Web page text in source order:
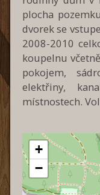
plocha
dvorek se
2008-2010
koupelnu
pokojem,
elektřiny,
místnostech.
+
−